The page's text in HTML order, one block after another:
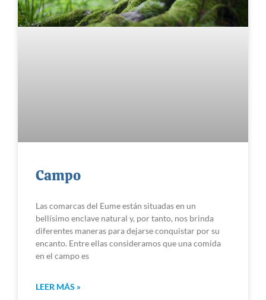
Campo
Las comarcas del Eume están situadas en un
bellísimo enclave natural y, por tanto, nos brinda
diferentes maneras para dejarse conquistar por su
encanto. Entre ellas consideramos que una comida
en el campo es
LEER MÁS »